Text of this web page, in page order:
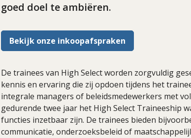
goed doel te ambiëren.
Bekijk onze inkoopafspraken
De trainees van High Select worden zorgvuldig
kennis en ervaring die zij opdoen tijdens het
integrale managers of beleidsmedewerkers met
gedurende twee jaar het High Select Traineeship
functies inzetbaar zijn. De trainees bieden
communicatie, onderzoeksbeleid of